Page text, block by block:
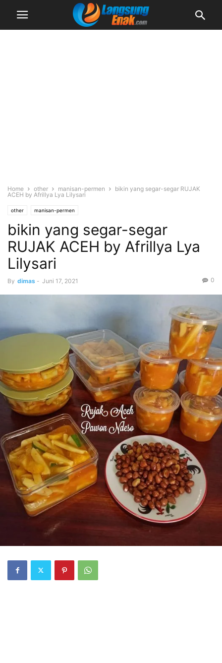
Home other manisan-permen
bikin yang segar-segar RUJAK
ACEH by Afrillya Lya Lilysari
other manisan-permen
bikin yang segar-segar
RUJAK ACEH by Afrillya Lya
Lilysari
By dimas - Juni 17, 2021 0